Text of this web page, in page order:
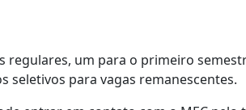
regulares, um para o primeiro
seletivos para vagas remanescentes.